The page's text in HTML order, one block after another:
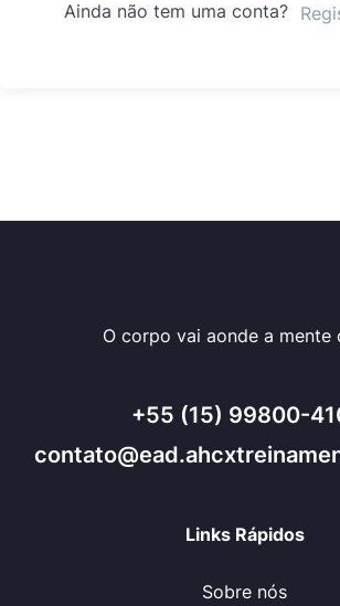
Ainda não tem uma conta?
O corpo vai aonde a mente
+55 (15) 99800-
Links Rápidos
Sobre nós